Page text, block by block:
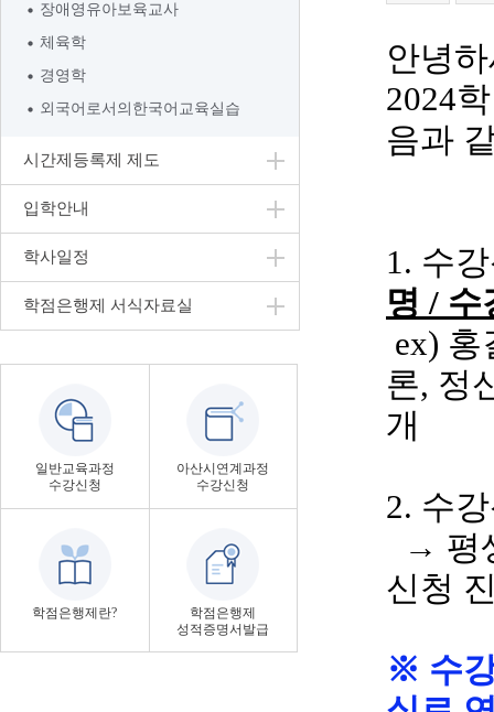
장애영유아보육교사
체육학
경영학
외국어로서의한국어교육실습
시간제등록제 제도
입학안내
학사일정
학점은행제 서식자료실
일반교육과정
수강신청
아산시연계과정
수강신청
학점은행제란?
학점은행제
성적증명서발급
안녕
2024
음과
1. 수
명/
ex) 홍
론, 정
개
2. 수
→ 평
신청
※ 수